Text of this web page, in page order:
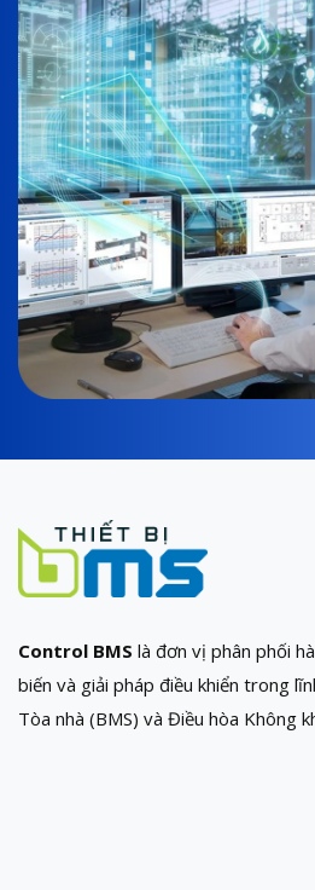
Control BMS là đơn vị phân phối
biến và giải pháp điều khiển trong
Tòa nhà (BMS) và Điều hòa Không